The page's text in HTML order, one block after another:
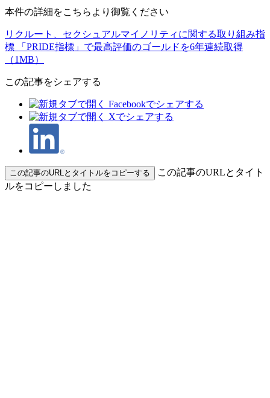
本件の詳細をこちらより御覧ください
リクルート、セクシュアルマイノリティに関する取り組み指
標 「PRIDE指標」で最高評価のゴールドを6年連続取得
（1MB）
この記事をシェアする
この記事のURLとタイトルをコピーする
この記事のURLとタイト
ルをコピーしました